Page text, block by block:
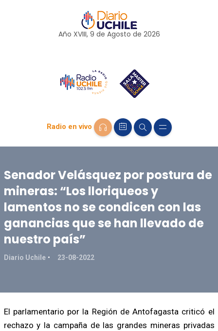
Año XVIII, 9 de Agosto de 2026
Radio en vivo
Senador Velásquez por postura de
mineras: “Los lloriqueos y
lamentos no se condicen con las
ganancias que se han llevado de
nuestro país”
Diario Uchile 23-08-2022
El parlamentario por la Región de Antofagasta criticó el
rechazo y la campaña de las grandes mineras privadas